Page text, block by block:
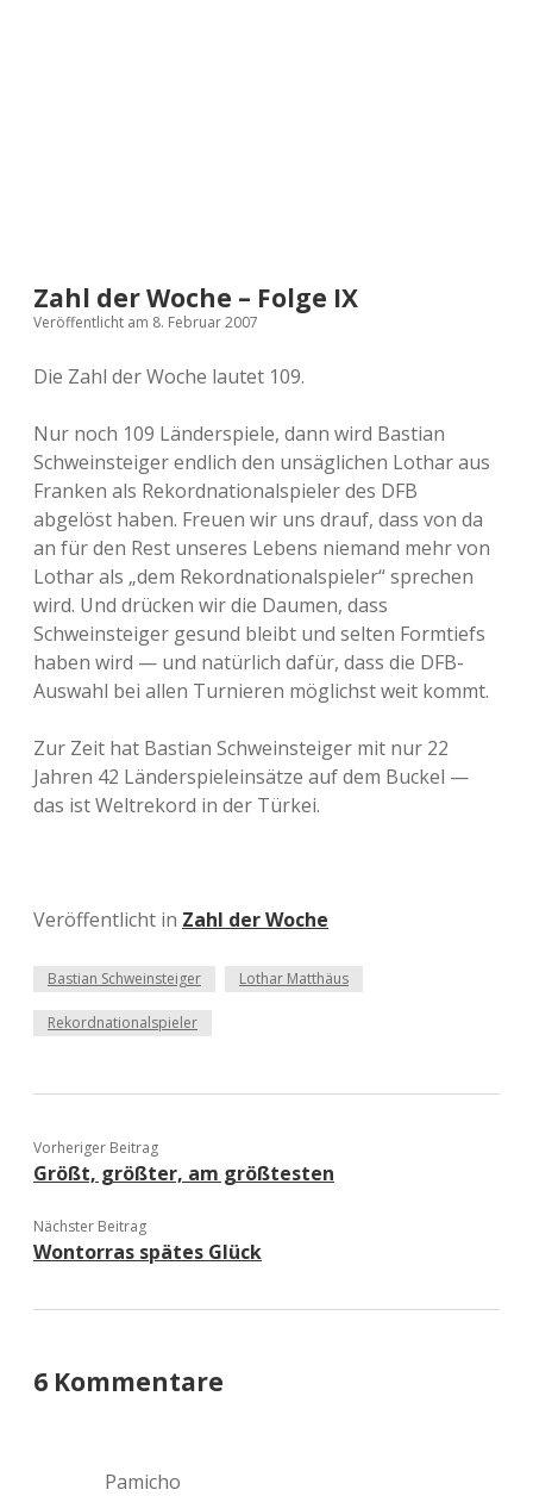
Zahl der Woche – Folge IX
Veröffentlicht am 8. Februar 2007
Die Zahl der Woche lautet 109.
Nur noch 109 Länderspiele, dann wird Bastian
Schweinsteiger endlich den unsäglichen Lothar aus
Franken als Rekordnationalspieler des DFB
abgelöst haben. Freuen wir uns drauf, dass von da
an für den Rest unseres Lebens niemand mehr von
Lothar als „dem Rekordnationalspieler“ sprechen
wird. Und drücken wir die Daumen, dass
Schweinsteiger gesund bleibt und selten Formtiefs
haben wird — und natürlich dafür, dass die DFB-
Auswahl bei allen Turnieren möglichst weit kommt.
Zur Zeit hat Bastian Schweinsteiger mit nur 22
Jahren 42 Länderspieleinsätze auf dem Buckel —
das ist Weltrekord in der Türkei.
Veröffentlicht in Zahl der Woche
Bastian Schweinsteiger Lothar Matthäus
Rekordnationalspieler
Vorheriger Beitrag
Größt, größter, am größtesten
Nächster Beitrag
Wontorras spätes Glück
6 Kommentare
Pamicho